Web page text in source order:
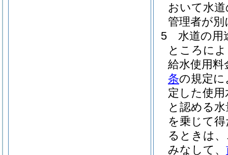
おいて水
管理者が
5
水道の用
ところに
給水使用料
条の規定
定した使用
と認める
を乗じて
るときは
みなして、